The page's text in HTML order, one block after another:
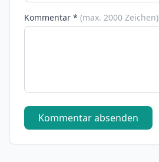
Kommentar * (max. 2000 Zeichen)
Kommentar absenden